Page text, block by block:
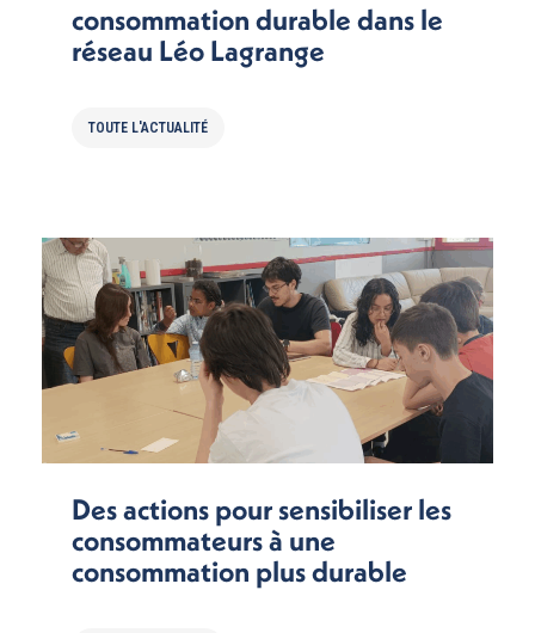
consommation durable dans le
réseau Léo Lagrange
TOUTE L'ACTUALITÉ
Des actions pour sensibiliser les
consommateurs à une
consommation plus durable